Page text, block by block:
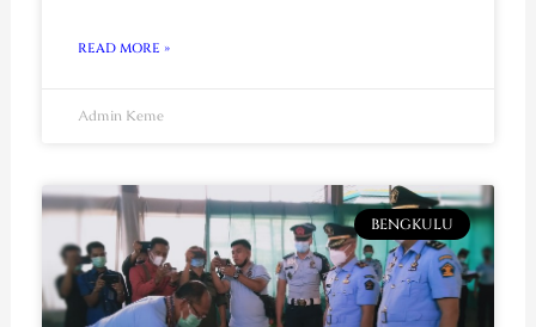
READ MORE »
Admin Keme
BENGKULU